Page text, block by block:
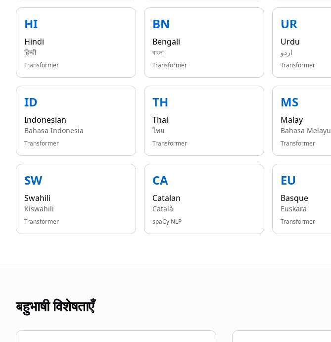
HI
Hindi
हिन्दी
Transformer
BN
Bengali
বাংলা
Transformer
UR
Urdu
اردو
Transformer
ID
Indonesian
Bahasa Indonesia
Transformer
TH
Thai
ไทย
Transformer
MS
Malay
Bahasa Melayu
Transformer
SW
Swahili
Kiswahili
Transformer
CA
Catalan
Català
spaCy NLP
EU
Basque
Euskara
Transformer
बहुभाषी विशेषताएँ